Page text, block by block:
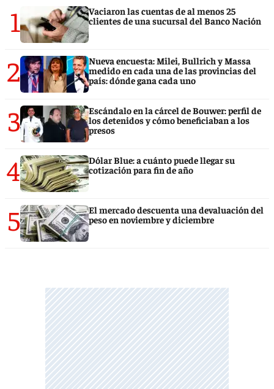
1
Vaciaron las cuentas de al menos 25
clientes de una sucursal del Banco Nación
2
Nueva encuesta: Milei, Bullrich y Massa
medido en cada una de las provincias del
país: dónde gana cada uno
3
Escándalo en la cárcel de Bouwer: perfil de
los detenidos y cómo beneficiaban a los
presos
4
Dólar Blue: a cuánto puede llegar su
cotización para fin de año
5
El mercado descuenta una devaluación del
peso en noviembre y diciembre